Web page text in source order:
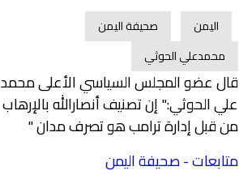
اليمن
صحيفة اليمن
محمدعلي الحوثي
قال عضو المجلس السياسي الأعلى محمد
علي الحوثي:" إن تصنيف أنصارالله بالإرهاب
من قبل إدارة ترامب هو تصرف مدان "
متابعات - صحيفة اليمن